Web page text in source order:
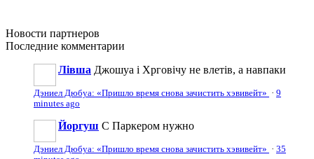
Новости партнеров
Последние комментарии
Лівша Джошуа і Хрговічу не влетів, а навпаки
Дэниел Дюбуа: «Пришло время снова зачистить хэвивейт» · 9
minutes ago
Йоргуш С Паркером нужно
Дэниел Дюбуа: «Пришло время снова зачистить хэвивейт» · 35